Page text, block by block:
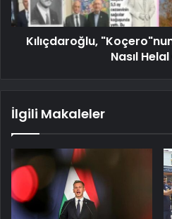
Kılıçdaroğlu,
Nasıl
İlgili Makaleler